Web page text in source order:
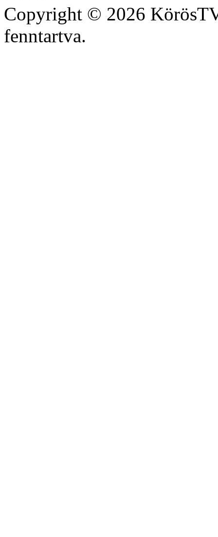
Copyright © 2026
fenntartva.